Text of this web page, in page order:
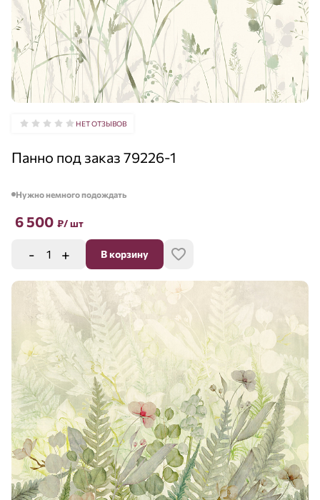
НЕТ ОТЗЫВОВ
Панно под заказ 79226-1
Нужно немного подождать
6 500 ₽/ шт
- + В корзину